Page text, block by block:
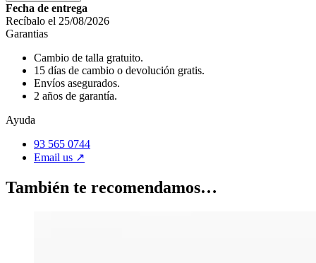
Fecha de entrega
Recíbalo el 25/08/2026
Garantias
Cambio de talla gratuito.
15 días de cambio o devolución gratis.
Envíos asegurados.
2 años de garantía.
Ayuda
93 565 0744
Email us ↗︎
También te recomendamos…